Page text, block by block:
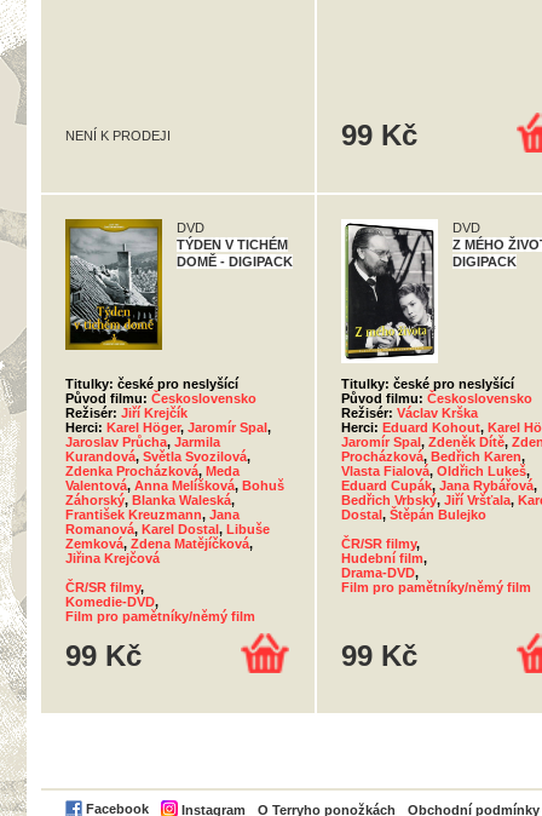
NENÍ K PRODEJI 99 Kč
DVD
TÝDEN V TICHÉM
DOMĚ - DIGIPACK
Titulky: české pro neslyšící
Původ filmu: Československo
Režisér: Jiří Krejčík
Herci: Karel Höger, Jaromír Spal,
Jaroslav Průcha, Jarmila
Kurandová, Světla Svozilová,
Zdenka Procházková, Meda
Valentová, Anna Melíšková, Bohuš
Záhorský, Blanka Waleská,
František Kreuzmann, Jana
Romanová, Karel Dostal, Libuše
Zemková, Zdena Matějíčková,
Jiřina Krejčová
ČR/SR filmy,
Komedie-DVD,
Film pro pamětníky/němý film
99 Kč
DVD
Z MÉHO
DIGIPACK
Titulky: české pro neslyšící
Původ filmu: Československo
Režisér: Václav Krška
Herci: Eduard Kohout, Karel
Jaromír Spal, Zdeněk Dítě,
Procházková, Bedřich Karen,
Vlasta Fialová, Oldřich Lukeš,
Eduard Cupák, Jana Rybářová,
Bedřich Vrbský, Jiří Vršťala,
Dostal, Štěpán Bulejko
ČR/SR filmy,
Hudební film,
Drama-DVD,
Film pro pamětníky/němý film
99 Kč
Facebook Instagram O Terryho ponožkách Obchodní podmínky
PayPal